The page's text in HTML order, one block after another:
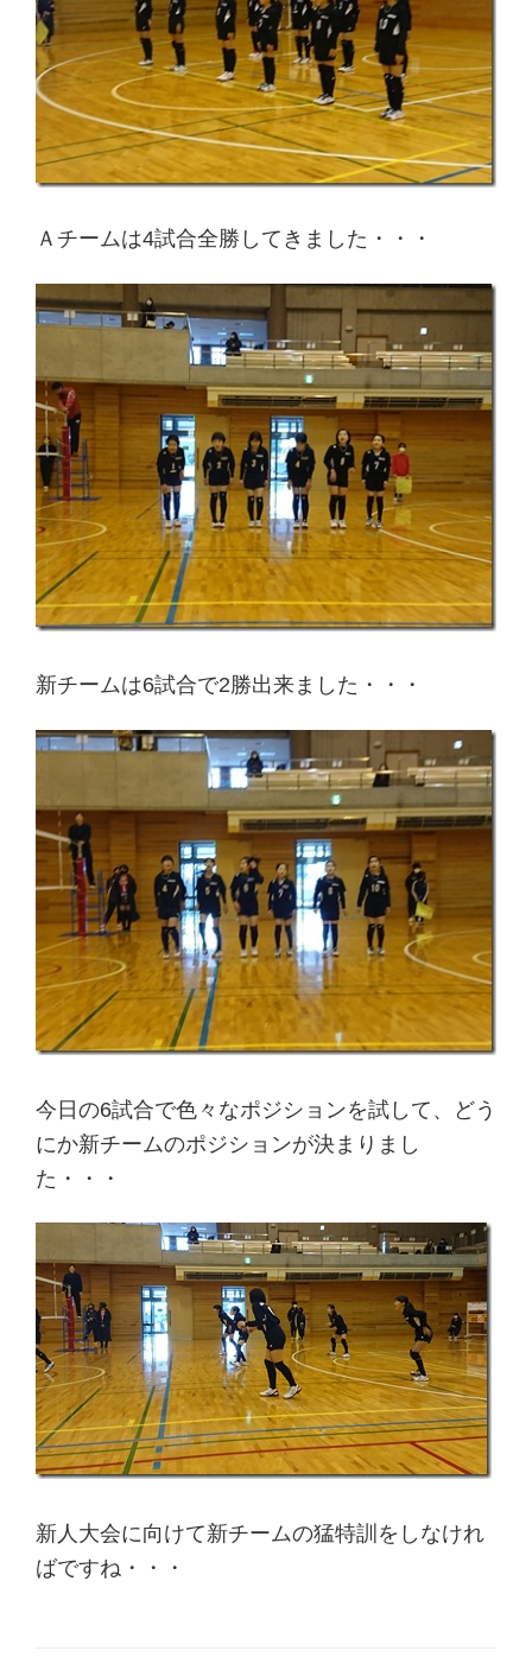
Ａチームは4試合全勝 してきました・・・
新チームは6試合で2勝出来ました・・・
今日の6試合で色々なポジションを試して、どう
にか新チームのポジションが決まりまし
た・・・
新人大会に向けて新チームの猛特訓をしなけれ
ばですね・・・